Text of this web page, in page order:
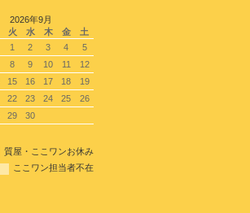
2026年9月
火 水 木 金
土
1
2 3 4
5
8 9 10 11
12
15 16 17 18
19
22 23 24 25
26
29 30
質屋・ここワンお休み
ここワン担当者不在